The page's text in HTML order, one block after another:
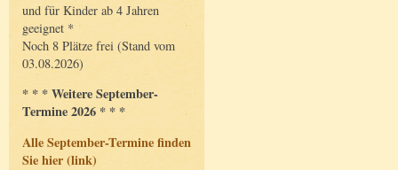
und für Kinder ab 4 Jahren
geeignet *
Noch 8 Plätze frei (Stand vom
03.08.2026)
* * * Weitere September-
Termine 2026 * * *
Alle September-Termine finden
Sie hier (link)